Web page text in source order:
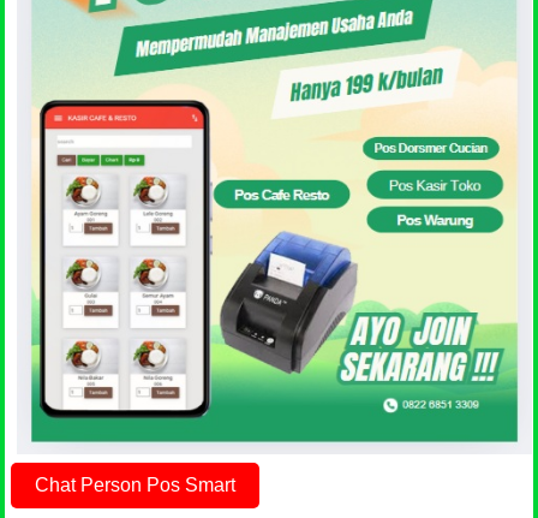
Chat Person Pos Smart